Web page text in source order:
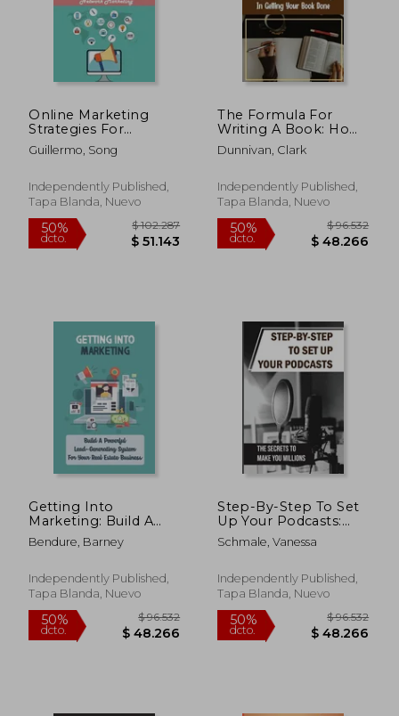
50%
$ 444.890
50%
dcto.
Online Marketing
Strategies For
Network Marketing:
Get Started To
Marketing: How To
Find And Select The
Inglés)
Guillermo, Song
Independently Published,
Tapa Blanda, Nuevo
The Formula For
Writing A Book: How
To Stop
Procrastinating In
Done: Business
Writing A Book (en
Dunnivan, Clark
Independently Published,
Tapa Blanda, Nuevo
Getting Into
Marketing: Build A
Powerful Lead-
Generating System
Business: Real Estate
Agents (en Inglés)
Bendure, Barney
Independently Published,
Tapa Blanda, Nuevo
Step-By-Step To Set
Up Your Podcasts:
The Secrets To Make
You Millions: Area Of
Inglés)
Schmale, Vanessa
Independently Published,
Tapa Blanda, Nuevo